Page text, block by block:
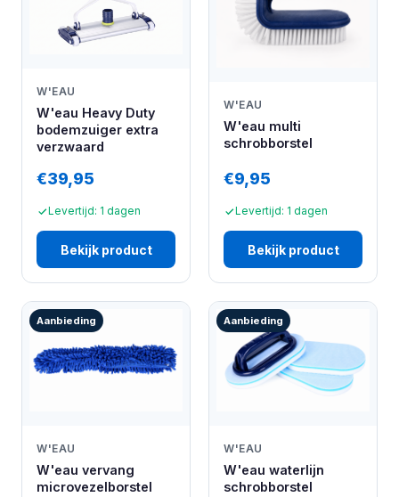
W'EAU
W'eau Heavy Duty
bodemzuiger extra
verzwaard
€39,95
Levertijd: 1 dagen
Bekijk product
W'EAU
W'eau multi
schrobborstel
€9,95
Levertijd: 1 dagen
Bekijk product
Aanbieding
W'EAU
W'eau vervang
microvezelborstel
Aanbieding
W'EAU
W'eau waterlijn
schrobborstel